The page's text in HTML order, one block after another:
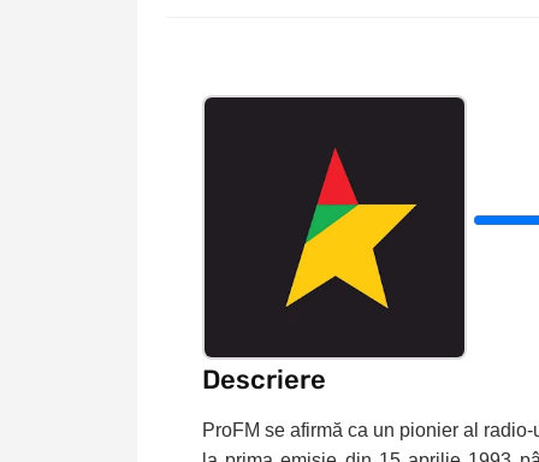
Descriere
ProFM se afirmă ca un pionier al